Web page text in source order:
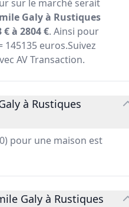
sur le marché serait
Galy à Rustiques
à 2804 €. Ainsi pour
euros.Suivez
AV Transaction.
à Rustiques
pour une maison est
Galy à Rustiques